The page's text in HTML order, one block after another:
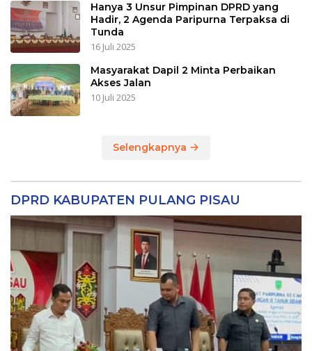
Hanya 3 Unsur Pimpinan DPRD yang
Hadir, 2 Agenda Paripurna Terpaksa di
Tunda
16 Juli 2025
Masyarakat Dapil 2 Minta Perbaikan
Akses Jalan
10 Juli 2025
Selengkapnya
DPRD KABUPATEN PULANG PISAU